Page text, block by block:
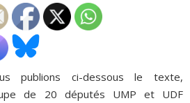
publions ci-dessous le texte,
de 20 députés UMP et UDF